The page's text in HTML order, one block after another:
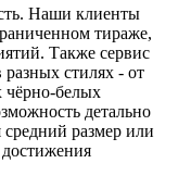
Наши клиенты
тираже,
Также сервис
разных стилях - от
чёрно-белых
детально
средний размер или